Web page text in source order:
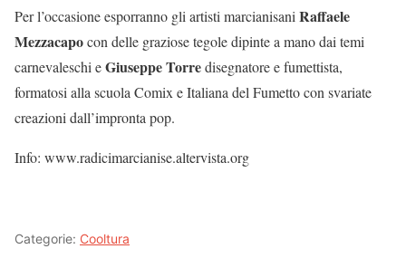
Per l’occasione esporranno gli artisti marcianisani Raffaele
Mezzacapocon delle graziose tegole dipinte a mano dai temi
carnevaleschi eGiuseppe Torredisegnatore e fumettista,
formatosi alla scuola Comix e Italiana del Fumetto con svariate
creazioni dall’impronta pop.
Info: www.radicimarcianise.altervista.org
Categorie: Cooltura